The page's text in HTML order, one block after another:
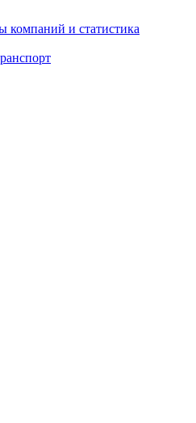
компаний и статистика